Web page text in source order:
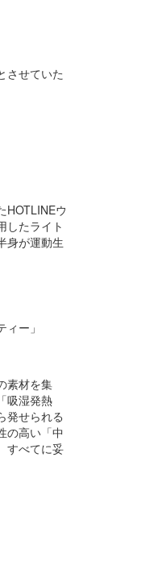
させていた
HOTLINEウ
したライト
身が運動生
ー」
素材を集
吸湿発熱
発せられる
の高い「中
すべてに妥